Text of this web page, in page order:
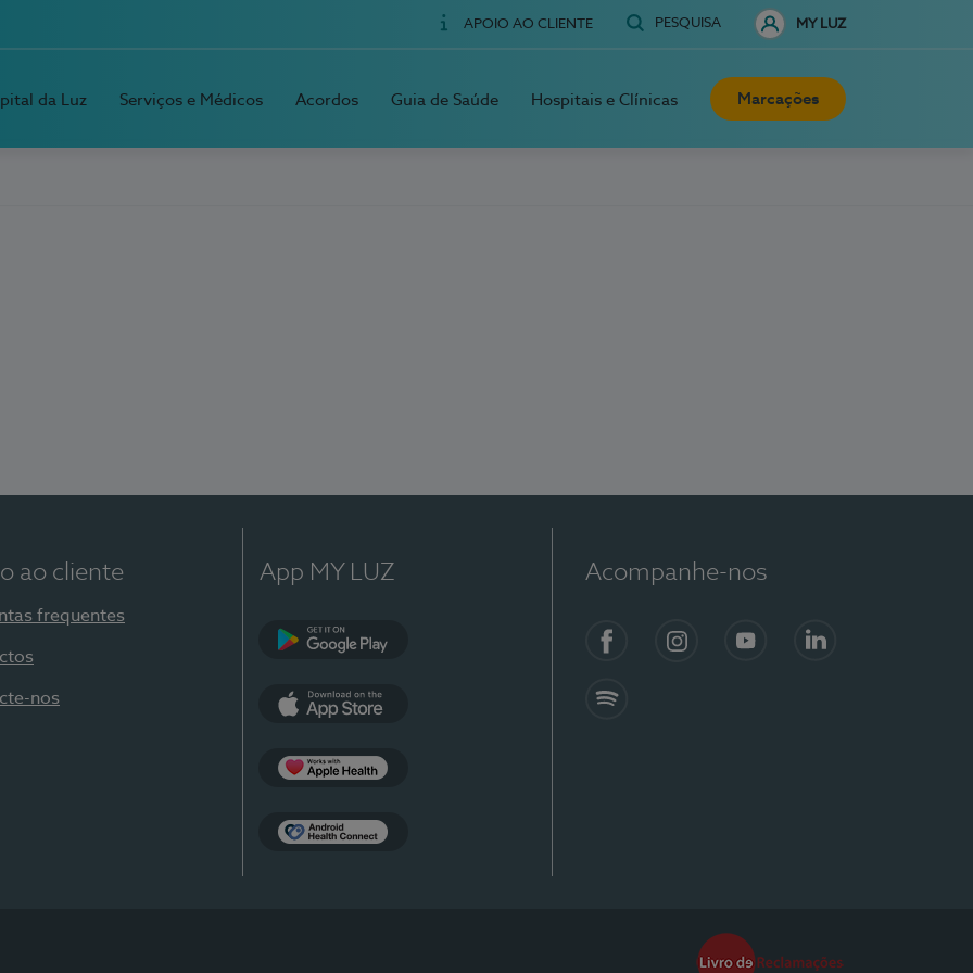
APOIO AO CLIENTE PESQUISA MY LUZ
da Luz Serviços e Médicos Acordos Guia de Saúde Hospitais e Clínicas Marcações
ao cliente
frequentes
nos
App MY LUZ Acompanhe-nos